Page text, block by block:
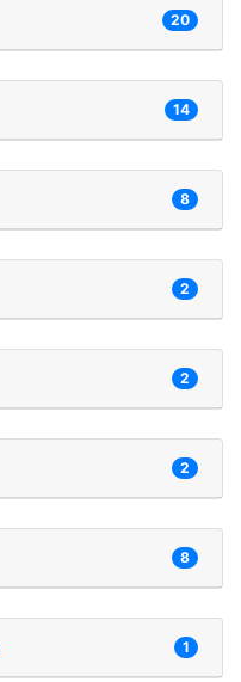
20
14
8
2
2
2
8
1